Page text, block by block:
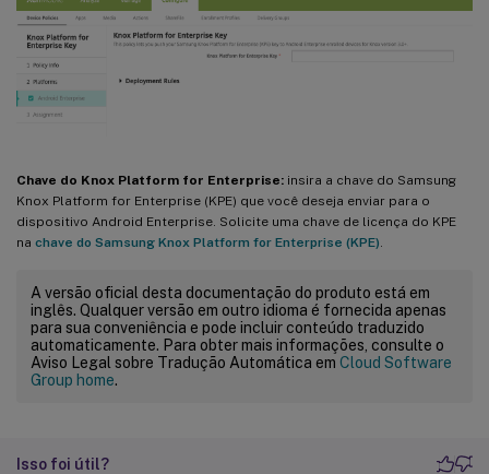
Chave do Knox Platform for Enterprise: insira a chave do Samsung
Knox Platform for Enterprise (KPE) que você deseja enviar para o
dispositivo Android Enterprise. Solicite uma chave de licença do KPE
na chave do Samsung Knox Platform for Enterprise (KPE)
A versão oficial desta documentação do produto está em
inglês. Qualquer versão em outro idioma é fornecida apenas
para sua conveniência e pode incluir conteúdo traduzido
automaticamente. Para obter mais informações, consulte o
Aviso Legal sobre Tradução Automática em Cloud Software
Group home.
Isso foi útil?